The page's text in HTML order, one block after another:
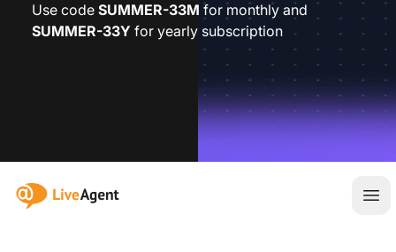
Use code SUMMER-33M for monthly and
SUMMER-33Y for yearly subscription
:site.title